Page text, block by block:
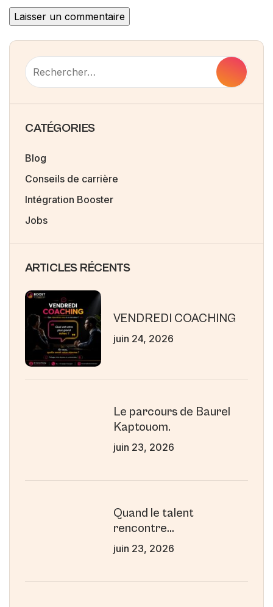
CATÉGORIES
Blog
Conseils de carrière
Intégration Booster
Jobs
ARTICLES RÉCENTS
VENDREDI COACHING
juin 24, 2026
Le parcours de Baurel
Kaptouom.
juin 23, 2026
Quand le talent
rencontre
l’accompagnement : le
juin 23, 2026